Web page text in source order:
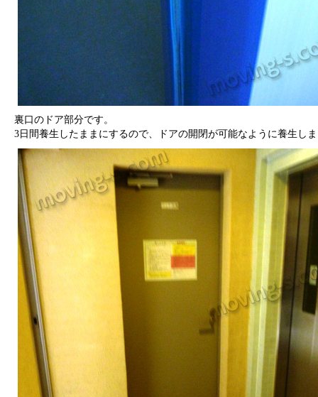
裏口のドア部分です。
3日間養生したままにするので、ドアの開閉が可能なように養生し